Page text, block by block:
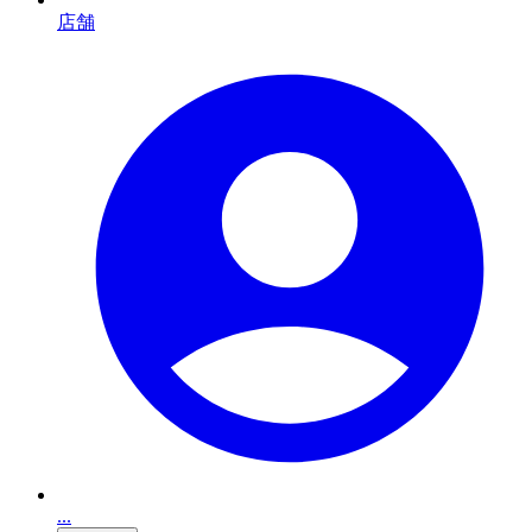
店舗
...